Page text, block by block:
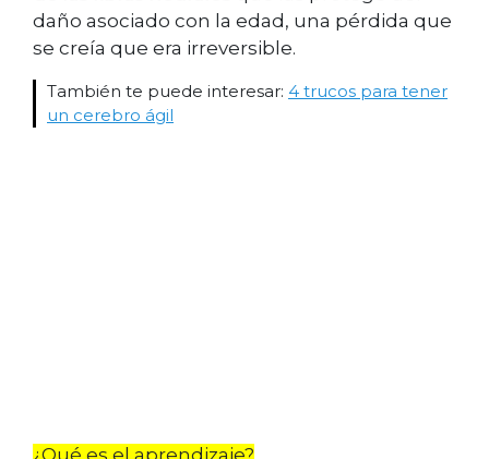
daño asociado con la edad, una pérdida que
se creía que era irreversible.
También te puede interesar: 4 trucos para tener
un cerebro ágil